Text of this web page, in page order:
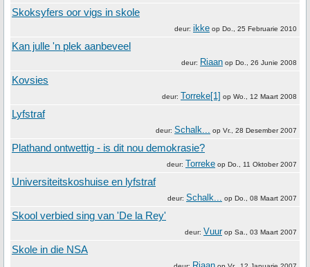
Skoksyfers oor vigs in skole
deur: ikke op Do., 25 Februarie 2010
Kan julle 'n plek aanbeveel
deur: Riaan op Do., 26 Junie 2008
Kovsies
deur: Torreke[1] op Wo., 12 Maart 2008
Lyfstraf
deur: Schalk... op Vr., 28 Desember 2007
Plathand ontwettig - is dit nou demokrasie?
deur: Torreke op Do., 11 Oktober 2007
Universiteitskoshuise en lyfstraf
deur: Schalk... op Do., 08 Maart 2007
Skool verbied sing van 'De la Rey'
deur: Vuurop Sa., 03 Maart 2007
Skole in die NSA